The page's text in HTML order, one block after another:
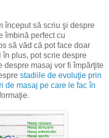
început să scriu şi despre
îmbină perfect cu
să văd că pot face doar
în plus, pot scrie despre
despre masaj vor fi împărţite
stadiile de evoluţie prin
de masaj pe care le fac în